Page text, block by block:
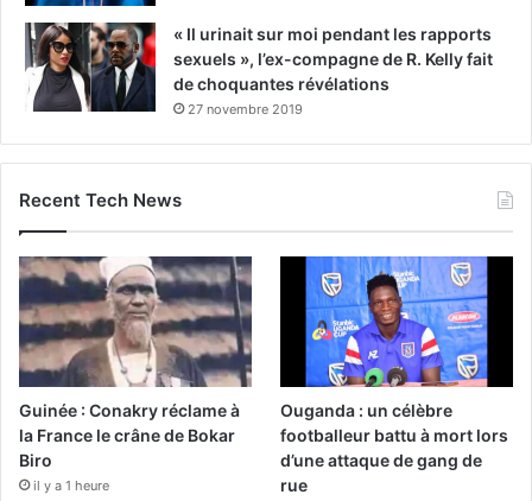
« Il urinait sur moi pendant les rapports
sexuels », l’ex-compagne de R. Kelly fait
de choquantes révélations
27 novembre 2019
Recent Tech News
Guinée : Conakry réclame à
la France le crâne de Bokar
Biro
il y a 1 heure
Ouganda : un célèbre
footballeur battu à mort lors
d’une attaque de gang de
rue